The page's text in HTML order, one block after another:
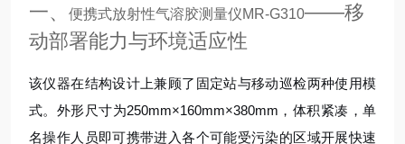
一、 便携式放射性气溶胶测量仪MR-G310——移
动部署能力与环境适应性
该仪器在结构设计上兼顾了固定站与移动巡检两种使用模
式。外形尺寸为250mm×160mm×380mm，体积紧凑，单
名操作人员即可携带进入各个可能受污染的区域开展快速